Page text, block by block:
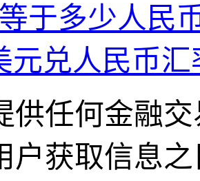
于多少人民
元兑人民币汇
供任何金融
户获取信息